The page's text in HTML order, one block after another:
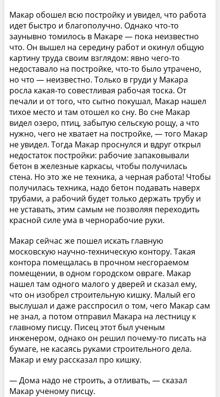
Макар обошел всю постройку и увидел, что работа
идет быстро и благополучно. Однако что-то
заунывно томилось в Макаре — пока неизвестно
что. Он вышел на середину работ и окинул общую
картину труда своим взглядом: явно чего-то
недоставало на постройке, что-то было утрачено,
но что — неизвестно. Только в груди у Макара
росла какая-то совестливая рабочая тоска. От
печали и от того, что сытно покушал, Макар нашел
тихое место и там отошел ко сну. Во сне Макар
видел озеро, птиц, забытую сельскую рощу, а что
нужно, чего не хватает на постройке, — того Макар
не увидел. Тогда Макар проснулся и вдруг открыл
недостаток постройки: рабочие запаковывали
бетон в железные каркасы, чтобы получилась
стена. Но это же не техника, а черная работа! Чтобы
получилась техника, надо бетон подавать наверх
трубами, а рабочий будет только держать трубу и
не уставать, этим самым не позволяя переходить
красной силе ума в чернорабочие руки.
Макар сейчас же пошел искать главную
московскую научно-техническую контору. Такая
контора помещалась в прочном несгораемом
помещении, в одном городском овраге. Макар
нашел там одного малого у дверей и сказал ему,
что он изобрел строительную кишку. Малый его
выслушал и даже расспросил о том, чего Макар сам
не знал, а потом отправил Макара на лестницу к
главному писцу. Писец этот был ученым
инженером, однако он решил почему-то писать на
бумаге, не касаясь руками строительного дела.
Макар и ему рассказал про кишку.
— Дома надо не строить, а отливать, — сказал
Макар ученому писцу.